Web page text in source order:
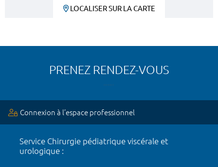
LOCALISER SUR LA CARTE
PRENEZ RENDEZ-VOUS
Connexion à l’espace professionnel
Service Chirurgie pédiatrique viscérale et
urologique :